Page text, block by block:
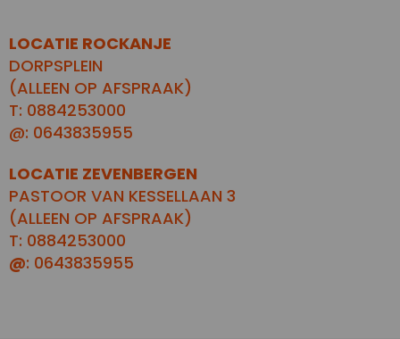
LOCATIE ROCKANJE
DORPSPLEIN
(ALLEEN OP AFSPRAAK)
T: 0884253000
@: 0643835955
LOCATIE ZEVENBERGEN
PASTOOR VAN KESSELLAAN 3
(ALLEEN OP AFSPRAAK)
T: 0884253000
@: 0643835955